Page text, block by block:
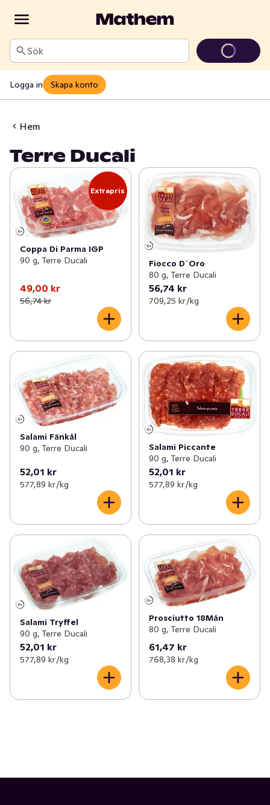
Sök
Logga in Skapa konto
Hem
Terre Ducali
Extrapris
Coppa Di Parma IGP
90 g, Terre Ducali
49,00 kr
56,74 kr
Fiocco D´Oro
80 g, Terre Ducali
56,74 kr
709,25 kr /kg
Salami Fänkål
90 g, Terre Ducali
52,01 kr
577,89 kr /kg
Salami Piccante
90 g, Terre Ducali
52,01 kr
577,89 kr /kg
Salami Tryffel
90 g, Terre Ducali
52,01 kr
577,89 kr /kg
Prosciutto 18Mån
80 g, Terre Ducali
61,47 kr
768,38 kr /kg